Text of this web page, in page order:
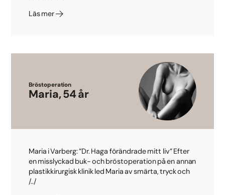
Läs mer
Bröstoperation
Maria, 54 år
Maria i Varberg: ”Dr. Haga förändrade mitt liv” Efter
en misslyckad buk- och bröstoperation på en annan
plastikkirurgisk klinik led Maria av smärta, tryck och
/../